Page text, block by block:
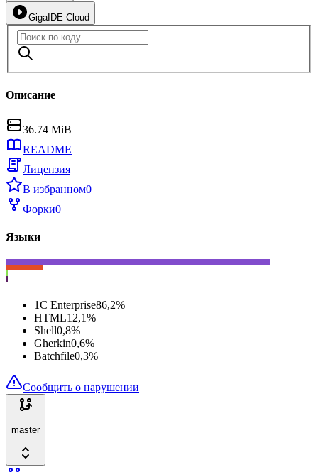
GigaIDE Cloud
Описание
36.74 MiB
README
Лицензия
В избранном0
Форки0
Языки
1C Enterprise86,2%
HTML12,1%
Shell0,8%
Gherkin0,6%
Batchfile0,3%
Сообщить о нарушении
master